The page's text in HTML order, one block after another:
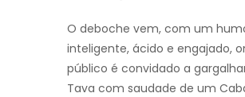
O deboche vem, com um
inteligente, ácido e engajado,
público é convidado a
Tava com saudade de um